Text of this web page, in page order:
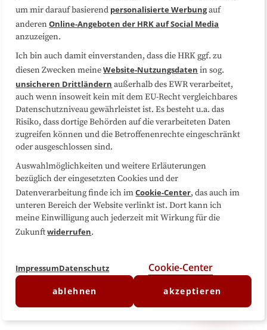
Datenschutzerklärung Impressum
Sitemap
Folgen Sie uns
um mir darauf basierend personalisierte Werbungauf
anderenOnline-Angeboten der HRK auf Social Media
anzuzeigen.
Ich bin auch damit einverstanden, dass die HRK ggf. zu
diesen Zwecken meineWebsite-Nutzungsdaten in sog.
unsicheren Drittländern außerhalb des EWR verarbeitet,
auch wenn insoweit kein mit dem EU-Recht vergleichbares
Datenschutzniveau gewährleistet ist. Es besteht u.a. das
Risiko, dass dortige Behörden auf die verarbeiteten Daten
zugreifen können und die Betroffenenrechte eingeschränkt
oder ausgeschlossen sind.
Auswahlmöglichkeiten und weitere Erläuterungen
bezüglich der eingesetzten Cookies und der
Datenverarbeitung finde ich imCookie-Center, das auch im
unteren Bereich der Website verlinkt ist. Dort kann ich
meine Einwilligung auch jederzeit mit Wirkung für die
Zukunftwiderrufen.
ImpressumDatenschutz Cookie-Center
ablehnen akzeptieren